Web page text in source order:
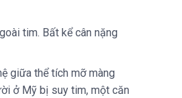
tim. Bất kể cân nặng
giữa thể tích mỡ màng
ở Mỹ bị suy tim, một căn